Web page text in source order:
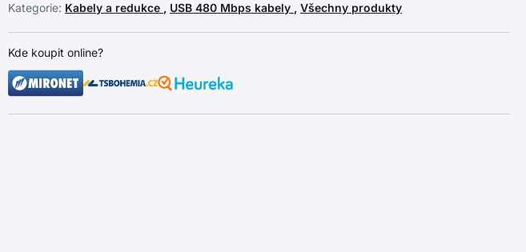
Kategorie: Kabely a redukce , USB 480 Mbps kabely , Všechny produkty
Kde koupit online?